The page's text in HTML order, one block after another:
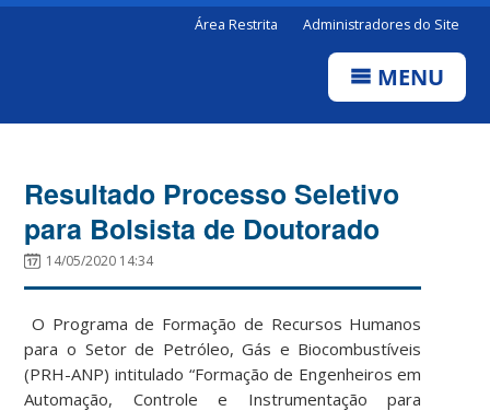
Área Restrita Administradores do Site
MENU
Resultado Processo Seletivo
para Bolsista de Doutorado
14/05/2020 14:34
O Programa de Formação de Recursos Humanos
para o Setor de Petróleo, Gás e Biocombustíveis
(PRH-ANP) intitulado “Formação de Engenheiros em
Automação, Controle e Instrumentação para